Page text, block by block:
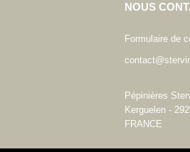
NOUS
Formulaire de
Pépinières
Kerguelen -
FRANCE